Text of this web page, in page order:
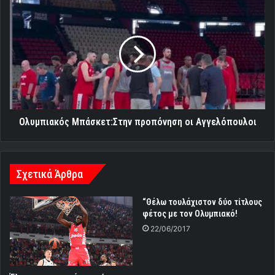
Ολυμπιακός
Μπάσκετ:Στην
προπόνηση
οι
Αγγελόπουλοι
Ολυμπιακός Μπάσκετ:Στην προπόνηση οι Αγγελόπουλοι
Σχετικά Άρθρα
“Θέλω τουλάχιστον δύο τίτλους
φέτος με τον Ολυμπιακό!
22/06/2017